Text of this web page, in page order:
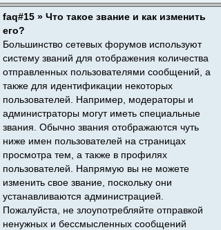
faq#15 » Что такое звание и как изменить
его?
Большинство сетевых форумов используют
систему званий для отображения количества
отправленных пользователями сообщений, а
также для идентификации некоторых
пользователей. Например, модераторы и
администраторы могут иметь специальные
звания. Обычно звания отображаются чуть
ниже имен пользователей на страницах
просмотра тем, а также в профилях
пользователей. Напрямую вы не можете
изменить свое звание, поскольку они
устанавливаются администрацией.
Пожалуйста, не злоупотребляйте отправкой
ненужных и бессмысленных сообщений